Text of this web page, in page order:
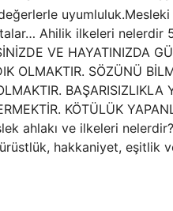
uyumluluk.Mesleki
Ahilik ilkeleri nelerdir
VE HAYATINIZDA
OLMAKTIR. SÖZÜNÜ
KÖTÜLÜK
ahlakı ve ilkeleri
hakkaniyet, eşitlik